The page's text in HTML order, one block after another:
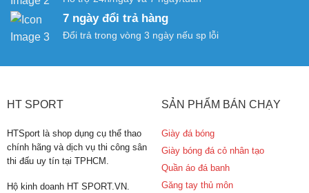
7 ngày đổi trả hàng
Đổi trả trong vòng 3 ngày nếu sp lỗi
HT SPORT
HTSport là shop dụng cụ thể thao
chính hãng và dịch vụ thi công sân
thi đấu uy tín tại TPHCM.
Hộ kinh doanh HT SPORT.VN.
SẢN PHẨM BÁN CHẠY
Giày đá bóng
Giày bóng đá cỏ nhân tạo
Quần áo đá banh
Găng tay thủ môn